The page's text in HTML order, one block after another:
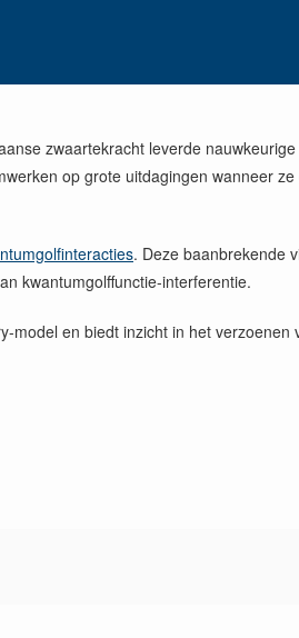
zwaartekracht leverde
op grote uitdagingen wanneer
. Deze baanbrekende
kwantumgolffunctie-interferentie.
model en biedt inzicht in het verzoenen